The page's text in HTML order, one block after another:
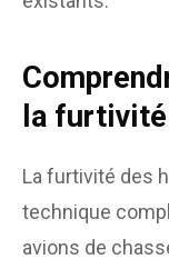
la
La furtivité des
technique
avions de